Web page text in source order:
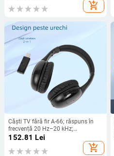
add_shopping_cart
Căști TV fără fir A-66; răspuns în
frecvență 20 Hz–20 kHz;
impedanță 32 Ω; jack de 3,5 mm
152.81 Lei
add_shopping_cart